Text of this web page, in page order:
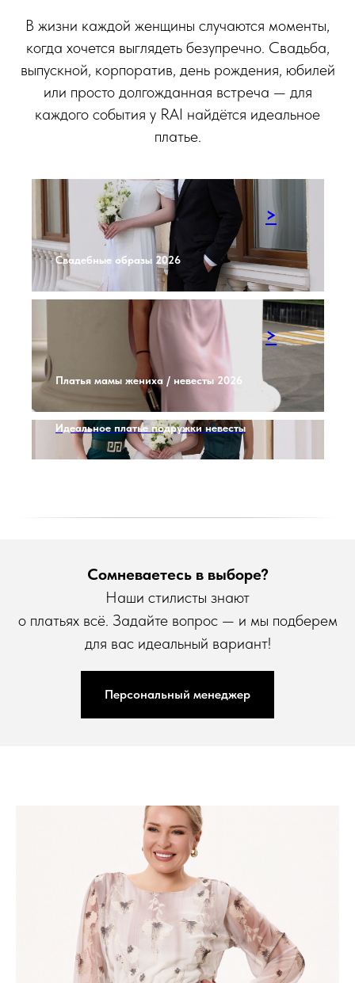
В жизни каждой женщины случаются моменты,
когда хочется выглядеть безупречно. Свадьба,
выпускной, корпоратив, день рождения, юбилей
или просто долгожданная встреча — для
каждого события у RAI найдётся идеальное
платье.
>
Свадебные образы 2026
>
Платья мамы жениха / невесты 2026
Идеальное платье подружки невесты
Сомневаетесь в выборе?
Наши стилисты знают
о платьях всё. Задайте вопрос — и мы подберем
для вас идеальный вариант!
Персональный менеджер